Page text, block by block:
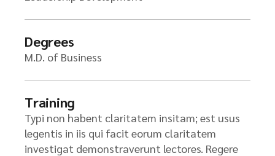
Degrees
M.D. of Business
Training
Typi non habent claritatem insitam; est usus
legentis in iis qui facit eorum claritatem
investigat demonstraverunt lectores. Regere